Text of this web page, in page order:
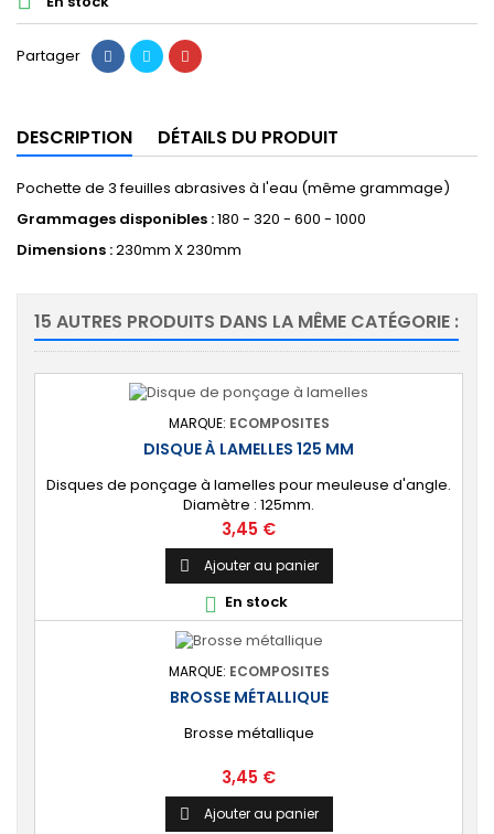
Partager
DESCRIPTION DÉTAILS DU PRODUIT
Pochette de 3 feuilles abrasives à l'eau (même grammage)
Grammages disponibles :180 - 320 - 600 - 1000
Dimensions :230mm X 230mm
15 AUTRES PRODUITS DANS LA MÊME CATÉGORIE :
MARQUE: ECOMPOSITES
DISQUE À LAMELLES 125 MM
Disques de ponçage à lamelles pour meuleuse d'angle.
Diamètre : 125mm.
Prix
3,45 €
 Ajouter au panier
 En stock
MARQUE: ECOMPOSITES
BROSSE MÉTALLIQUE
Brosse métallique
Prix
3,45 €
 Ajouter au panier